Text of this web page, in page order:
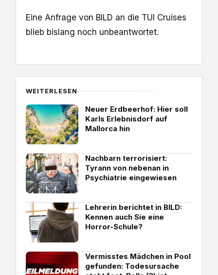
Eine Anfrage von BILD an die TUI Cruises
blieb bislang noch unbeantwortet.
WEITERLESEN
Neuer Erdbeerhof: Hier soll
Karls Erlebnisdorf auf
Mallorca hin
Nachbarn terrorisiert:
Tyrann von nebenan in
Psychiatrie eingewiesen
Lehrerin berichtet in BILD:
Kennen auch Sie eine
Horror-Schule?
Vermisstes Mädchen in Pool
gefunden: Todesursache